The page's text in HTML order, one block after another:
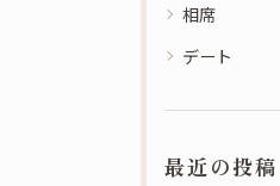
相席
デート
最近の投稿